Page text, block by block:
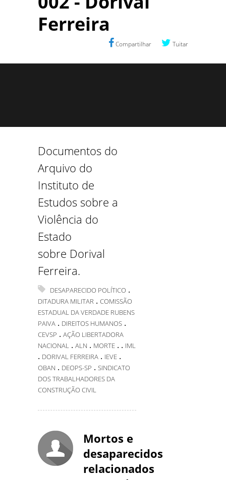
Ferreira
Compartilhar Tuitar
Documentos do
Arquivo do
Instituto de
Estudos sobre a
Violência do
Estado
sobre Dorival
Ferreira.
DESAPARECIDO POLÍTICO .
DITADURA MILITAR . COMISSÃO
ESTADUAL DA VERDADE RUBENS
PAIVA . DIREITOS HUMANOS .
CEVSP . AÇÃO LIBERTADORA
NACIONAL . ALN . MORTE . . IML
. DORIVAL FERREIRA . IEVE .
OBAN . DEOPS-SP . SINDICATO
DOS TRABALHADORES DA
CONSTRUÇÃO CIVIL
Mortos e
desaparecidos
relacionados